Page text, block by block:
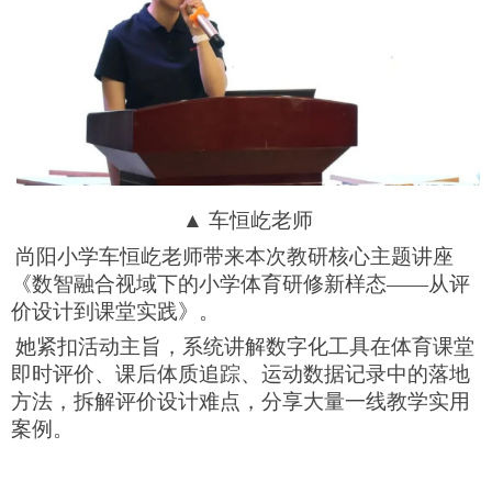
▲ 车恒屹老师
尚阳小学车恒屹老师带来本次教研核心主题讲座
《数智融合视域下的小学体育研修新样态——从评
价设计到课堂实践》。
她紧扣活动主旨，系统讲解数字化工具在体育课堂
即时评价、课后体质追踪、运动数据记录中的落地
方法，拆解评价设计难点，分享大量一线教学实用
案例。